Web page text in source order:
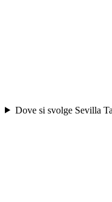
Dove si svolge Sevilla